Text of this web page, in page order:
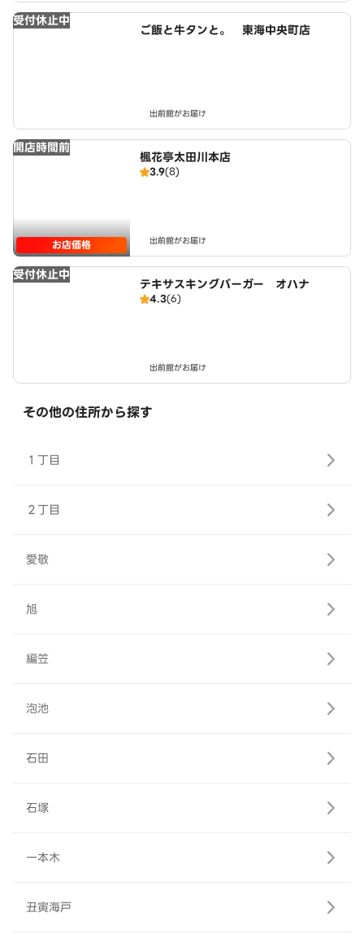
受付休止中
ご飯と牛タンと。 東海中央町店
出前館がお届け
開店時間前
お店価格
楓花亭太田川本店
3.9(8)
出前館がお届け
受付休止中
テキサスキングバーガー オハナ
4.3(6)
出前館がお届け
その他の住所から探す
１丁目
２丁目
愛敬
旭
編笠
泡池
石田
石塚
一本木
丑寅海戸